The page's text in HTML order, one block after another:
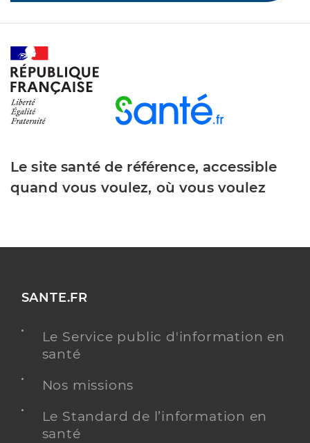
Le site santé de référence, accessible
quand vous voulez, où vous voulez
SANTE.FR
Le Service public d'information en
santé
Nos missions
Le Standard de l’information en
santé